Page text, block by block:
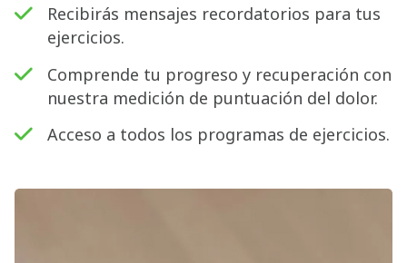
Recibirás mensajes recordatorios para tus
ejercicios.
Comprende tu progreso y recuperación con
nuestra medición de puntuación del dolor.
Acceso a todos los programas de ejercicios.